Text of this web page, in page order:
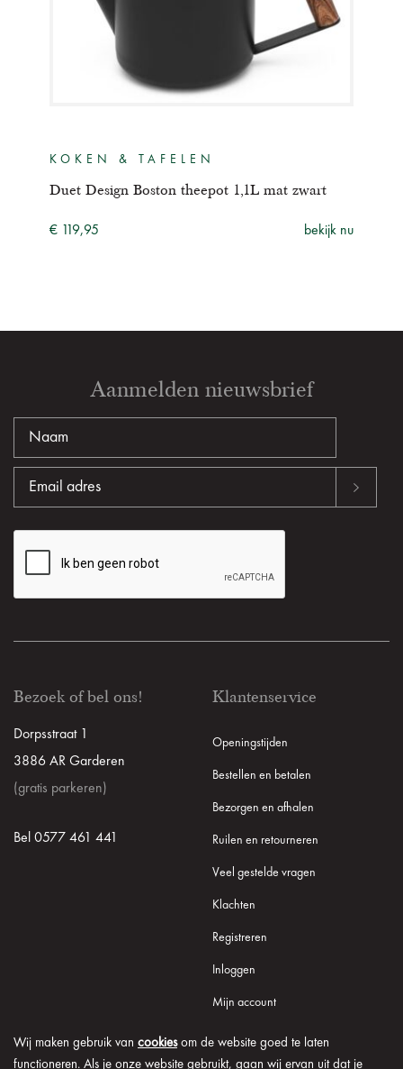
Wij maken gebruik van cookiesom de website goed te laten
functioneren. Als je onze website gebruikt, gaan wij ervan uit dat je
KOKEN & TAFELEN
Duet Design Boston theepot 1,1L mat zwart
€ 119,95 bekijk nu
Aanmelden nieuwsbrief
Bezoek of bel ons!
Dorpsstraat 1
3886 AR Garderen
(gratis parkeren)
Bel 0577 461 441
Klantenservice
Openingstijden
Bestellen en betalen
Bezorgen en afhalen
Ruilen en retourneren
Veel gestelde vragen
Klachten
Registreren
Inloggen
Mijn account